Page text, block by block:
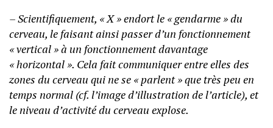
– Scientifiquement, « X » endort le « gendarme » du
cerveau, le faisant ainsi passer d’un fonctionnement
« vertical » à un fonctionnement davantage
« horizontal ». Cela fait communiquer entre elles des
zones du cerveau qui ne se « parlent » que très peu en
temps normal (cf. l’image d’illustration de l’article), et
le niveau d’activité du cerveau explose.